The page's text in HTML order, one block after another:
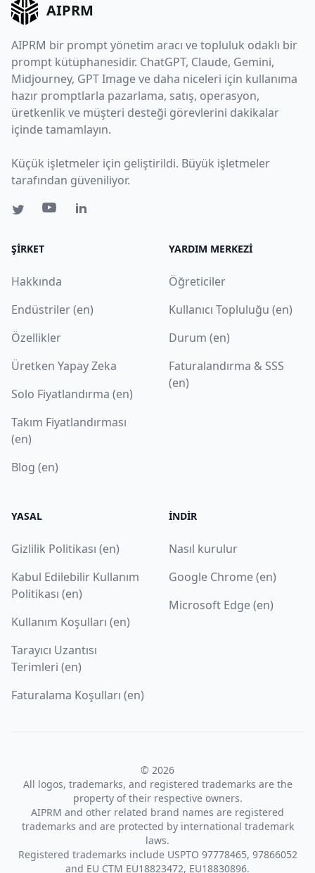
AIPRM
AIPRM bir prompt yönetim aracı ve topluluk odaklı bir
prompt kütüphanesidir. ChatGPT, Claude, Gemini,
Midjourney, GPT Image ve daha niceleri için kullanıma
hazır promptlarla pazarlama, satış, operasyon,
üretkenlik ve müşteri desteği görevlerini dakikalar
içinde tamamlayın.
Küçük işletmeler için geliştirildi. Büyük işletmeler
tarafından güveniliyor.
ŞIRKET
Hakkında
Endüstriler (en)
Özellikler
Üretken Yapay Zeka
Solo Fiyatlandırma (en)
Takım Fiyatlandırması
(en)
Blog (en)
YARDIM MERKEZI
Öğreticiler
Kullanıcı Topluluğu (en)
Durum (en)
Faturalandırma & SSS
(en)
YASAL
Gizlilik Politikası (en)
Kabul Edilebilir Kullanım
Politikası (en)
Kullanım Koşulları (en)
Tarayıcı Uzantısı
Terimleri (en)
Faturalama Koşulları (en)
İNDIR
Nasıl kurulur
Google Chrome (en)
Microsoft Edge (en)
© 2026
All logos, trademarks, and registered trademarks are the
property of their respective owners.
AIPRM and other related brand names are registered
trademarks and are protected by international trademark
laws.
Registered trademarks include USPTO 97778465, 97866052
and EU CTM EU18823472, EU18830896.